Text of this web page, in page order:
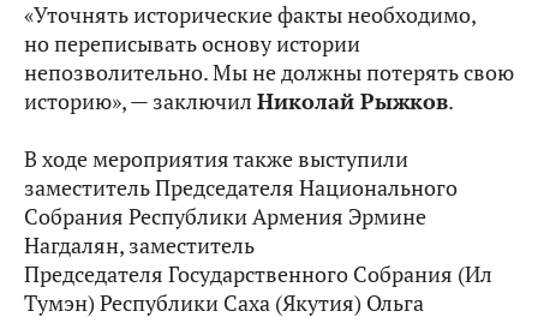
«Уточнять исторические факты необходимо,
но переписывать основу истории
непозволительно. Мы не должны потерять свою
историю», — заключил Николай Рыжков.
В ходе мероприятия также выступили
заместитель Председателя Национального
Собрания Республики Армения Эрмине
Нагдалян, заместитель
Председателя Государственного Собрания (Ил
Тумэн) Республики Саха (Якутия) Ольга